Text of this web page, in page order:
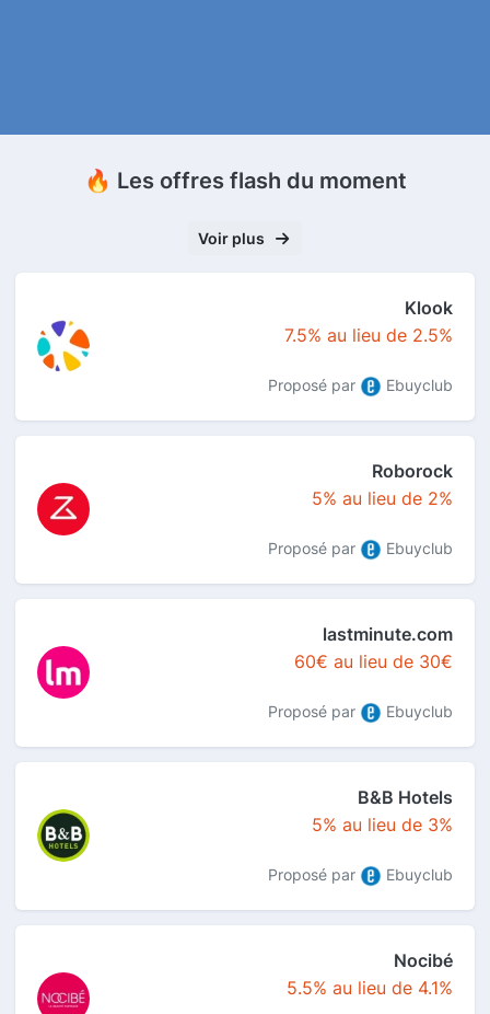
🔥 Les offres flash du moment
Voir plus
Klook
7.5% au lieu de 2.5%
Proposé par Ebuyclub
Roborock
5% au lieu de 2%
Proposé par Ebuyclub
lastminute.com
60€ au lieu de 30€
Proposé par Ebuyclub
B&B Hotels
5% au lieu de 3%
Proposé par Ebuyclub
Nocibé
5.5% au lieu de 4.1%